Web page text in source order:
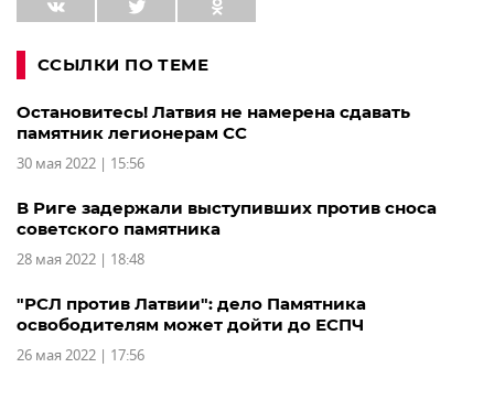
ССЫЛКИ ПО ТЕМЕ
Остановитесь! Латвия не намерена сдавать
памятник легионерам СС
30 мая 2022 | 15:56
В Риге задержали выступивших против сноса
советского памятника
28 мая 2022 | 18:48
"РСЛ против Латвии": дело Памятника
освободителям может дойти до ЕСПЧ
26 мая 2022 | 17:56